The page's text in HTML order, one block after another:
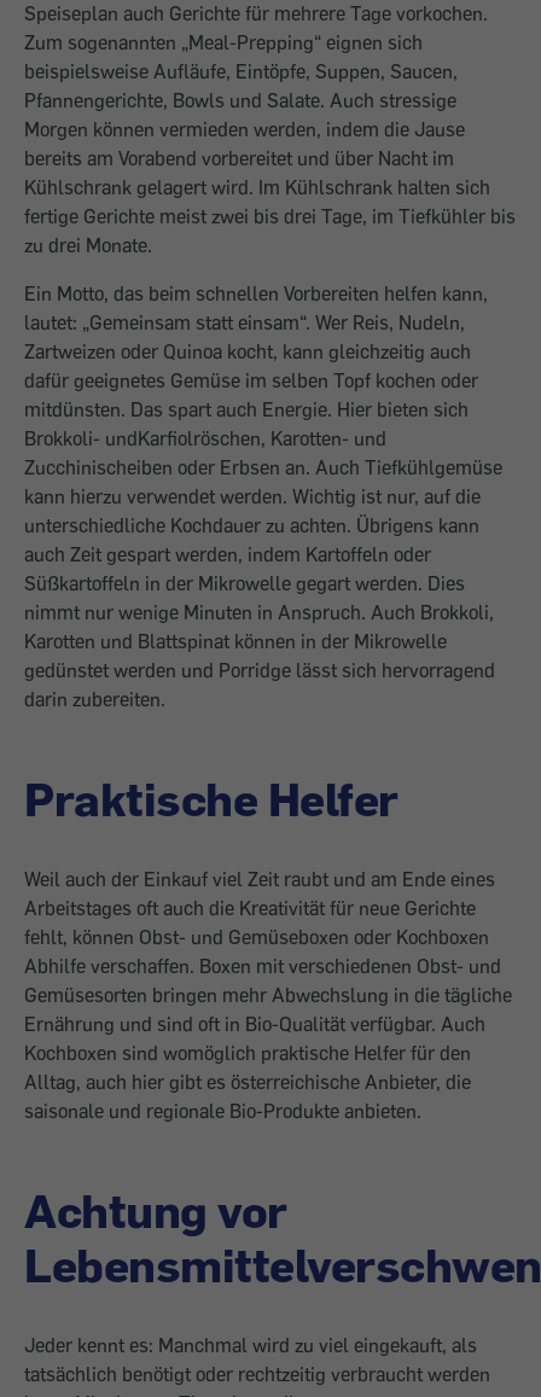
Speiseplan auch Gerichte für mehrere Tage vorkochen.
Zum sogenannten „Meal-Prepping“ eignen sich
beispielsweise Aufläufe, Eintöpfe, Suppen, Saucen,
Pfannengerichte, Bowls und Salate. Auch stressige
Morgen können vermieden werden, indem die Jause
bereits am Vorabend vorbereitet und über Nacht im
Kühlschrank gelagert wird. Im Kühlschrank halten sich
fertige Gerichte meist zwei bis drei Tage, im Tiefkühler bis
zu drei Monate.
Ein Motto, das beim schnellen Vorbereiten helfen kann,
lautet: „Gemeinsam statt einsam“. Wer Reis, Nudeln,
Zartweizen oder Quinoa kocht, kann gleichzeitig auch
dafür geeignetes Gemüse im selben Topf kochen oder
mitdünsten. Das spart auch Energie. Hier bieten sich
Brokkoli- undKarfiolröschen, Karotten- und
Zucchinischeiben oder Erbsen an. Auch Tiefkühlgemüse
kann hierzu verwendet werden. Wichtig ist nur, auf die
unterschiedliche Kochdauer zu achten. Übrigens kann
auch Zeit gespart werden, indem Kartoffeln oder
Süßkartoffeln in der Mikrowelle gegart werden. Dies
nimmt nur wenige Minuten in Anspruch. Auch Brokkoli,
Karotten und Blattspinat können in der Mikrowelle
gedünstet werden und Porridge lässt sich hervorragend
darin zubereiten.
Praktische Helfer
Weil auch der Einkauf viel Zeit raubt und am Ende eines
Arbeitstages oft auch die Kreativität für neue Gerichte
fehlt, können Obst- und Gemüseboxen oder Kochboxen
Abhilfe verschaffen. Boxen mit verschiedenen Obst- und
Gemüsesorten bringen mehr Abwechslung in die tägliche
Ernährung und sind oft in Bio-Qualität verfügbar. Auch
Kochboxen sind womöglich praktische Helfer für den
Alltag, auch hier gibt es österreichische Anbieter, die
saisonale und regionale Bio-Produkte anbieten.
Achtung vor
Jeder kennt es: Manchmal wird zu viel eingekauft, als
tatsächlich benötigt oder rechtzeitig verbraucht werden